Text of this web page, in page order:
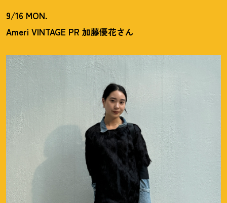
9/16 MON.
Ameri VINTAGE PR 加藤優花さん